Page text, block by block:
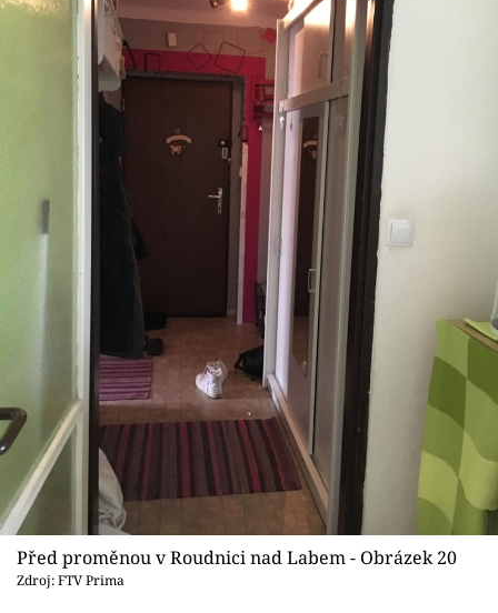
Před proměnou v Roudnici nad Labem - Obrázek 20
Zdroj: FTV Prima